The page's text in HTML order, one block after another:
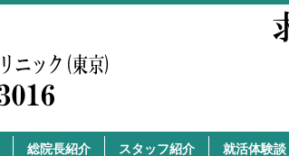
総院長紹介 スタッフ紹介 就活体験談